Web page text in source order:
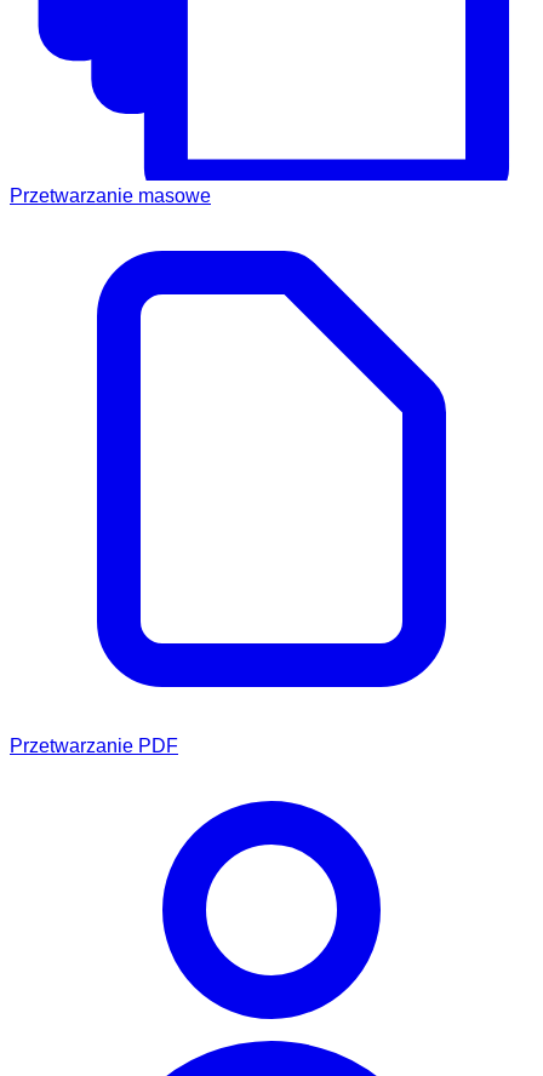
Przetwarzanie masowe
Przetwarzanie PDF